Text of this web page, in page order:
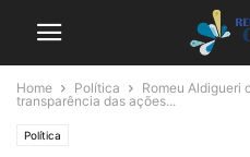
Home Política
Romeu Aldigueri
transparência das ações...
Política